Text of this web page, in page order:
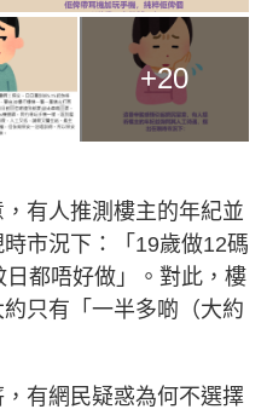
+20
有人推測樓主的年紀並
市況下：「19歲做12碼
日都唔好做」。對此，樓
只有「一半多啲（大約
有網民疑惑為何不選擇